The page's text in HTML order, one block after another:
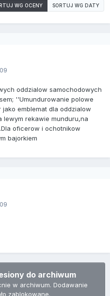
WG OCENY SORTUJ WG DATY
oddzialow samochodowych
''Umundurowanie polowe
jako emblemat dla oddzialow
lewym rekawie munduru,na
oficerow i ochotnikow
bajorkiem
do archiwum
w archiwum. Dodawanie
zablokowane.